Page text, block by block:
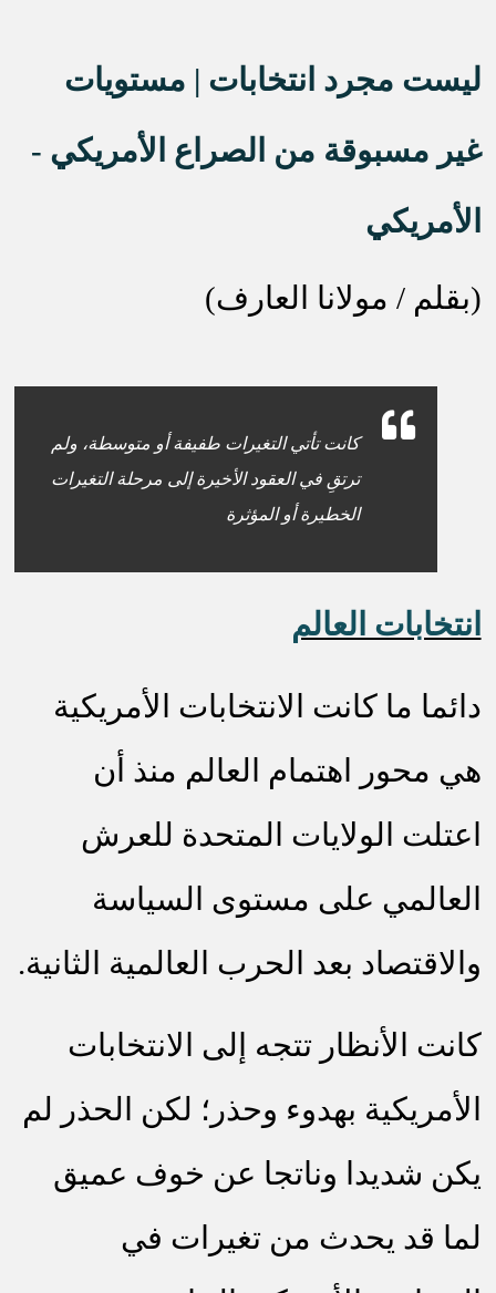
ليست مجرد انتخابات | مستويات
غير مسبوقة من الصراع الأمريكي -
الأمريكي
(بقلم / مولانا العارف)
كانت تأتي التغيرات طفيفة أو متوسطة، ولم
ترتقِ في العقود الأخيرة إلى مرحلة التغيرات
الخطيرة أو المؤثرة
انتخابات العالم
دائما ما كانت الانتخابات الأمريكية
هي محور اهتمام العالم منذ أن
اعتلت الولايات المتحدة للعرش
العالمي على مستوى السياسة
والاقتصاد بعد الحرب العالمية الثانية.
كانت الأنظار تتجه إلى الانتخابات
الأمريكية بهدوء وحذر؛ لكن الحذر لم
يكن شديدا وناتجا عن خوف عميق
لما قد يحدث من تغيرات في